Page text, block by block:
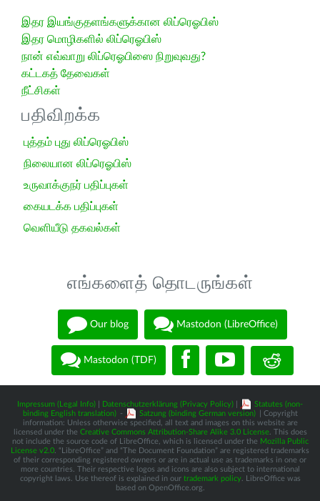
இதர இயங்குதளங்களுக்கான லிப்ரெஓபிஸ்
இதர மொழிகளில் லிப்ரெஓபிஸ்
நான் எவ்வாறு லிப்ரெஓபிஸை நிறுவுவது?
கட்டகத் தேவைகள்
நீட்சிகள்
பதிவிறக்க
புத்தம் புது லிப்ரெஓபிஸ்
நிலையான லிப்ரெஓபிஸ்
உருவாக்குநர் பதிப்புகள்
கையடக்க பதிப்புகள்
வெளியீடு தகவல்கள்
எங்களைத் தொடருங்கள்
Our blog Mastodon (LibreOffice)
Mastodon (TDF)
Impressum (Legal Info) Datenschutzerklärung (Privacy Policy)
Statutes (non-
binding English translation) - Satzung (binding German version)
| Copyright
information: Unless otherwise specified, all text and images on this website are
licensed under the Creative Commons Attribution-Share Alike 3.0 License. This does
not include the source code of LibreOffice, which is licensed under the Mozilla Public
License v2.0 . “LibreOffice” and “The Document Foundation” are registered trademarks
of their corresponding registered owners or are in actual use as trademarks in one or
more countries. Their respective logos and icons are also subject to international
copyright laws. Use thereof is explained in our trademark policy. LibreOffice was
based on OpenOffice.org.